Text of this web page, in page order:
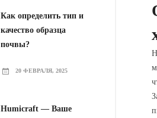
Как определить тип и
качество образца
почвы?
20 ФЕВРАЛЯ, 2025
Humicraft — Ваше